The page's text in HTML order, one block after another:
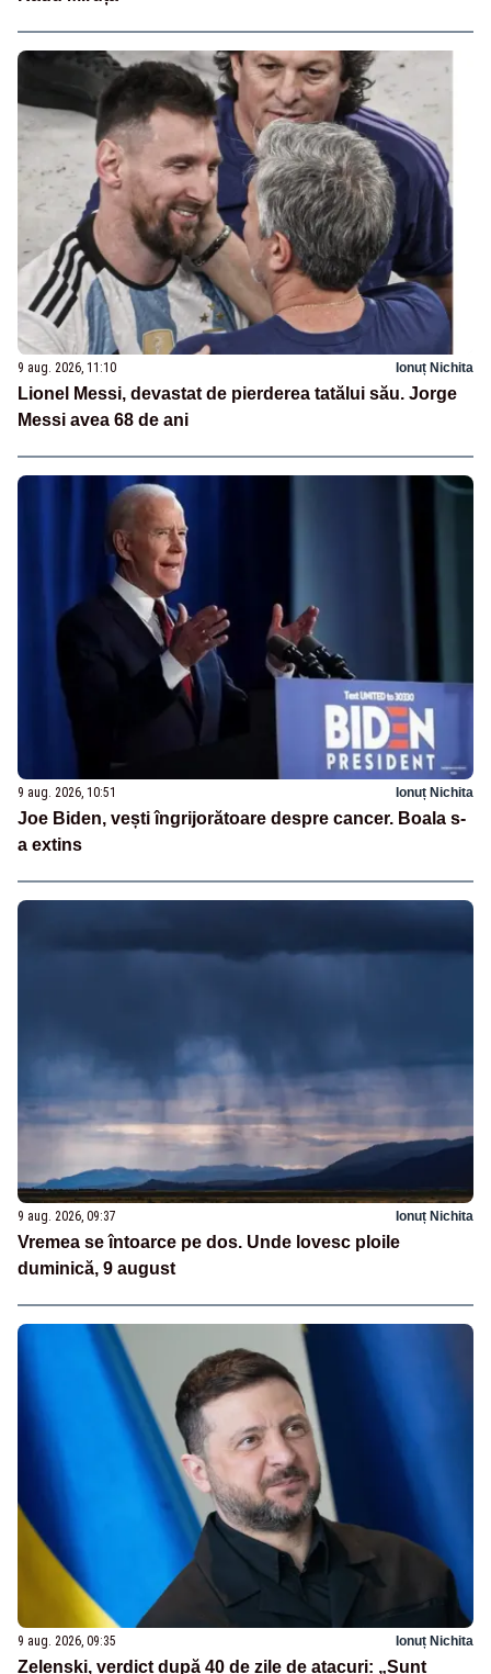
9 aug. 2026, 11:10 Ionuț Nichita
Lionel Messi, devastat de pierderea tatălui său. Jorge
Messi avea 68 de ani
9 aug. 2026, 10:51 Ionuț Nichita
Joe Biden, vești îngrijorătoare despre cancer. Boala s-
a extins
9 aug. 2026, 09:37 Ionuț Nichita
Vremea se întoarce pe dos. Unde lovesc ploile
duminică, 9 august
9 aug. 2026, 09:35 Ionuț Nichita
Zelenski, verdict după 40 de zile de atacuri: „Sunt